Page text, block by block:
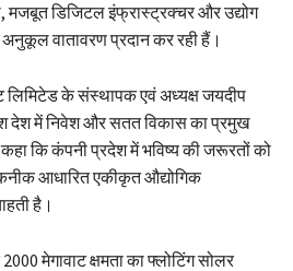
मजबूत डिजिटल इंफ्रास्ट्रक्चर और उद्योग
वातावरण प्रदान कर रही हैं।
लिमिटेड के संस्थापक एवं अध्यक्ष जयदीप
देश में निवेश और सतत विकास का प्रमुख
कि कंपनी प्रदेश में भविष्य की जरूरतों को
आधारित एकीकृत औद्योगिक
है।
मेगावाट क्षमता का फ्लोटिंग सोलर